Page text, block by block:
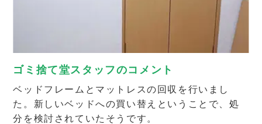
ゴミ捨て堂スタッフのコメント
ベッドフレームとマットレスの回収を行いまし
た。新しいベッドへの買い替えということで、処
分を検討されていたそうです。